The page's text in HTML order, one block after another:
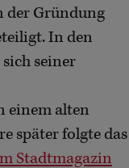
der Gründung
In den
seiner
einem alten
später folgte das
Stadtmagazin